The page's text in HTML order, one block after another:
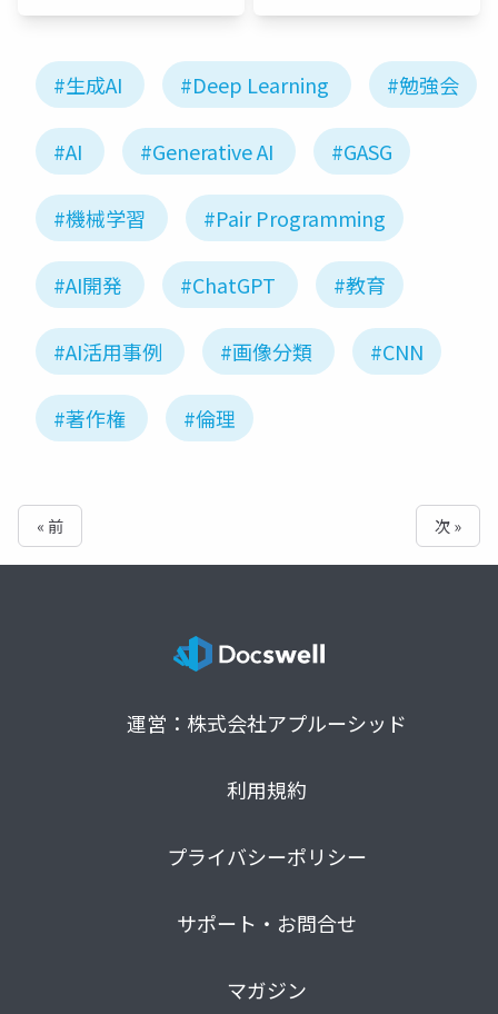
#生成AI #Deep Learning #勉強会
#AI #Generative AI #GASG
#機械学習 #Pair Programming
#AI開発 #ChatGPT #教育
#AI活用事例 #画像分類 #CNN
#著作権 #倫理
« 前 次 »
運営：株式会社アプルーシッド
利用規約
プライバシーポリシー
サポート・お問合せ
マガジン